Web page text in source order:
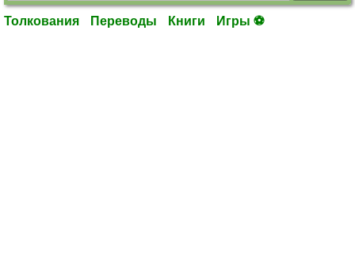
Толкования Переводы Книги Игры ⚽